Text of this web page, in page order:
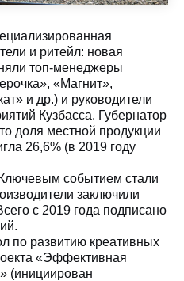
и ритейл: новая
топ-менеджеры
«Магнит»,
и др.) и руководители
Кузбасса. Губернатор
доля местной продукции
26,6% (в 2019 году
событием стали
заключили
с 2019 года подписано
по развитию креативных
«Эффективная
(инициирован